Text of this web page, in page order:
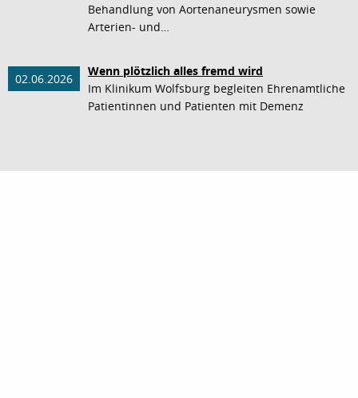
Behandlung von Aortenaneurysmen sowie
Arterien- und…
02.06.2026
Wenn plötzlich alles fremd wird
Im Klinikum Wolfsburg begleiten Ehrenamtliche
Patientinnen und Patienten mit Demenz